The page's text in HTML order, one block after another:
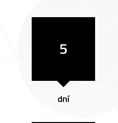
5
dní